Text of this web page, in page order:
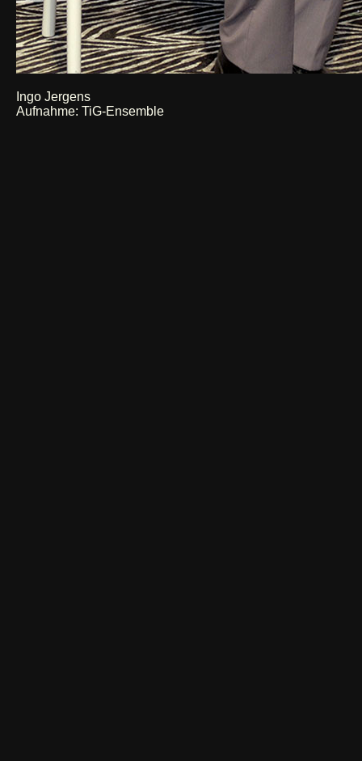
Ingo Jergens
Aufnahme: TiG-Ensemble